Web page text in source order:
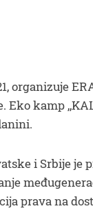
organizuje
kamp
i Srbije je
prava na